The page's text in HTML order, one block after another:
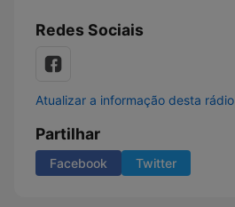
Redes Sociais
Atualizar a informação desta rádio
Partilhar
Facebook Twitter